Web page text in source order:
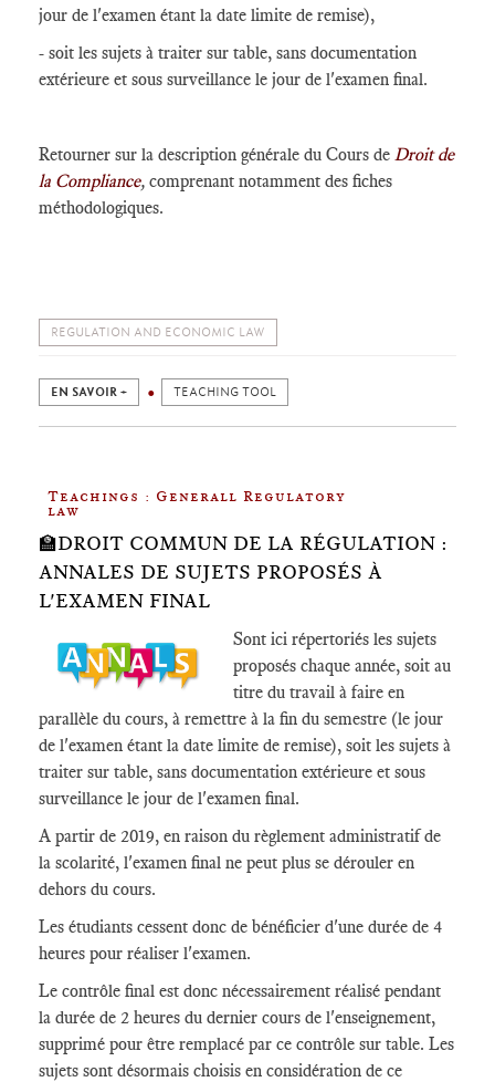
jour de l'examen étant la date limite de remise),
- soit les sujets à traiter sur table, sans documentation
extérieure et sous surveillance le jour de l'examen final.
Retourner sur la description générale du Cours de Droit de
la Compliance, comprenant notamment des fiches
méthodologiques.
REGULATION AND ECONOMIC LAW
EN SAVOIR + TEACHING TOOL
Teachings : Generall Regulatory
law
🏫DROIT COMMUN DE LA RÉGULATION :
ANNALES DE SUJETS PROPOSÉS À
L'EXAMEN FINAL
Sont ici répertoriés les sujets
proposés chaque année, soit au
titre du travail à faire en
parallèle du cours, à remettre à la fin du semestre (le jour
de l'examen étant la date limite de remise), soit les sujets à
traiter sur table, sans documentation extérieure et sous
surveillance le jour de l'examen final.
A partir de 2019, en raison du règlement administratif de
la scolarité, l'examen final ne peut plus se dérouler en
dehors du cours.
Les étudiants cessent donc de bénéficier d'une durée de 4
heures pour réaliser l'examen.
Le contrôle final est donc nécessairement réalisé pendant
la durée de 2 heures du dernier cours de l'enseignement,
supprimé pour être remplacé par ce contrôle sur table. Les
sujets sont désormais choisis en considération de ce